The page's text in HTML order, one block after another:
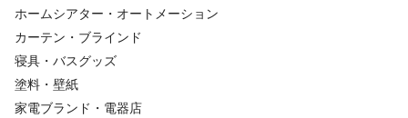
ホームシアター・オートメーション
カーテン・ブラインド
寝具・バスグッズ
塗料・壁紙
家電ブランド・電器店